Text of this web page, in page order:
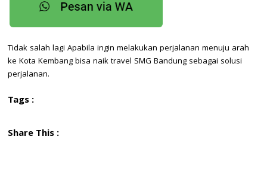
Tidak salah lagi Apabila ingin melakukan perjalanan menuju arah
ke Kota Kembang bisa naik travel SMG Bandung sebagai solusi
perjalanan.
Tags :
Share This :